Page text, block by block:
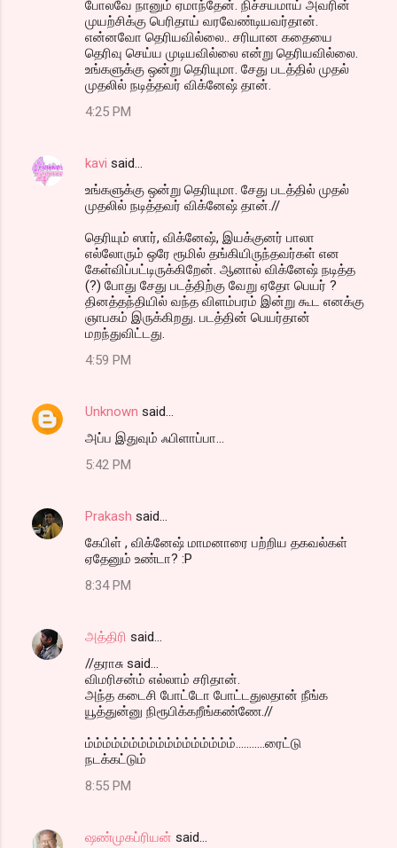
போலவே நானும் ஏமாந்தேன். நிச்சயமாய் அவரின்
முயற்சிக்கு பெரிதாய் வரவேண்டியவர்தான்.
என்னவோ தெரியவில்லை.. சரியான கதையை
தெரிவு செய்ய முடியவில்லை என்று தெரியவில்லை.
உங்களுக்கு ஒன்று தெரியுமா. சேது படத்தில் முதல்
முதலில் நடித்தவர் விக்னேஷ் தான்.
4:25 PM
kavi said…
உங்களுக்கு ஒன்று தெரியுமா. சேது படத்தில் முதல்
முதலில் நடித்தவர் விக்னேஷ் தான்.//
தெரியும் ஸார், விக்னேஷ், இயக்குனர் பாலா
எல்லோரும் ஒரே ரூமில் தங்கியிருந்தவர்கள் என
கேள்விப்பட்டிருக்கிறேன். ஆனால் விக்னேஷ் நடித்த
(?) போது சேது படத்திற்கு வேறு ஏதோ பெயர் ?
தினத்தந்தியில் வந்த விளம்பரம் இன்று கூட எனக்கு
ஞாபகம் இருக்கிறது. படத்தின் பெயர்தான்
மறந்துவிட்டது.
4:59 PM
Unknown said…
அப்ப இதுவும் ஃபிளாப்பா...
5:42 PM
Prakash said…
கேபிள் , விக்னேஷ் மாமனாரை பற்றிய தகவல்கள்
ஏதேனும் உண்டா? :P
8:34 PM
அத்திரி said…
//தராசு said...
விமரிசன்ம் எல்லாம் சரிதான்.
அந்த கடைசி போட்டோ போட்டதுலதான் நீங்க
யூத்துன்னு நிரூபிக்கறீங்கண்ணே.//
ம்ம்ம்ம்ம்ம்ம்ம்ம்ம்ம்ம்ம்ம்ம்ம்ம்...........ரைட்டு
நடக்கட்டும்
8:55 PM
ஷண்முகப்ரியன் said…